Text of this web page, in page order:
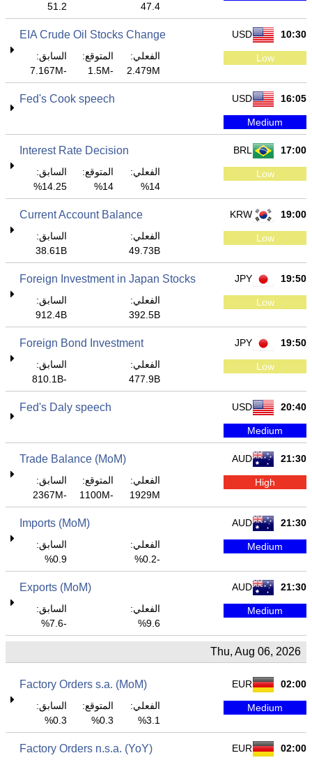
47.4
51.2
10:30
USD
EIA Crude Oil Stocks Change
Low
الفعلي:
2.479M
المتوقع:
-1.5M
السابق:
-7.167M
16:05
USD
Fed's Cook speech
Medium
17:00
BRL
Interest Rate Decision
Low
الفعلي:
14%
المتوقع:
14%
السابق:
14.25%
19:00
KRW
Current Account Balance
Low
الفعلي:
49.73B
السابق:
38.61B
19:50
JPY
Foreign Investment in Japan Stocks
Low
الفعلي:
392.5B
السابق:
912.4B
19:50
JPY
Foreign Bond Investment
Low
الفعلي:
477.9B
السابق:
-810.1B
20:40
USD
Fed's Daly speech
Medium
21:30
AUD
Trade Balance (MoM)
High
الفعلي:
1929M
المتوقع:
-1100M
السابق:
-2367M
21:30
AUD
Imports (MoM)
Medium
الفعلي:
-0.2%
السابق:
0.9%
21:30
AUD
Exports (MoM)
Medium
الفعلي:
9.6%
السابق:
-7.6%
Thu, Aug 06, 2026
02:00
EUR
Factory Orders s.a. (MoM)
Medium
الفعلي:
3.1%
المتوقع:
0.3%
السابق:
0.3%
02:00
EUR
Factory Orders n.s.a. (YoY)